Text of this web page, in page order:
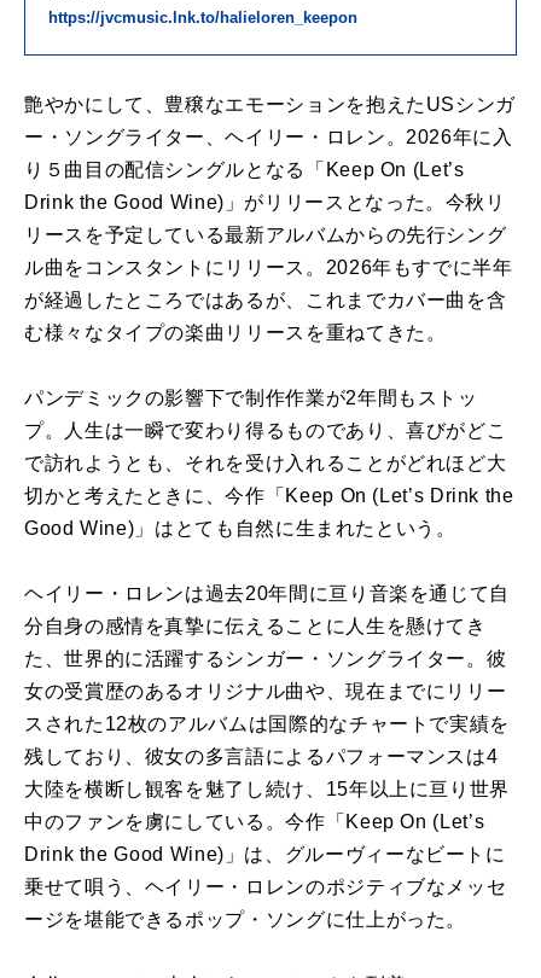
https://jvcmusic.lnk.to/halieloren_keepon
艶やかにして、豊穣なエモーションを抱えたUSシンガ
ー・ソングライター、ヘイリー・ロレン。2026年に入
り５曲目の配信シングルとなる「Keep On (Let’s
Drink the Good Wine)」がリリースとなった。今秋リ
リースを予定している最新アルバムからの先行シング
ル曲をコンスタントにリリース。2026年もすでに半年
が経過したところではあるが、これまでカバー曲を含
む様々なタイプの楽曲リリースを重ねてきた。
パンデミックの影響下で制作作業が2年間もストッ
プ。人生は一瞬で変わり得るものであり、喜びがどこ
で訪れようとも、それを受け入れることがどれほど大
切かと考えたときに、今作「Keep On (Let’s Drink the
Good Wine)」はとても自然に生まれたという。
ヘイリー・ロレンは過去20年間に亘り音楽を通じて自
分自身の感情を真摯に伝えることに人生を懸けてき
た、世界的に活躍するシンガー・ソングライター。彼
女の受賞歴のあるオリジナル曲や、現在までにリリー
スされた12枚のアルバムは国際的なチャートで実績を
残しており、彼女の多言語によるパフォーマンスは4
大陸を横断し観客を魅了し続け、15年以上に亘り世界
中のファンを虜にしている。今作「Keep On (Let’s
Drink the Good Wine)」は、グルーヴィーなビートに
乗せて唄う、ヘイリー・ロレンのポジティブなメッセ
ージを堪能できるポップ・ソングに仕上がった。